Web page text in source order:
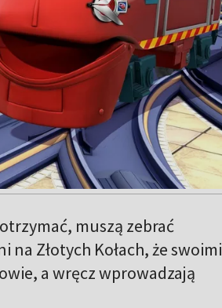
muszą zebrać
na Złotych Kołach, że swoimi
a wręcz wprowadzają